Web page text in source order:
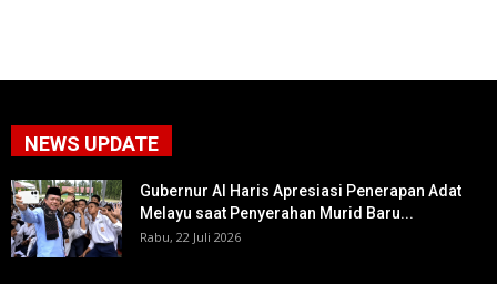
NEWS UPDATE
Gubernur Al Haris Apresiasi Penerapan Adat
Melayu saat Penyerahan Murid Baru...
Rabu, 22 Juli 2026